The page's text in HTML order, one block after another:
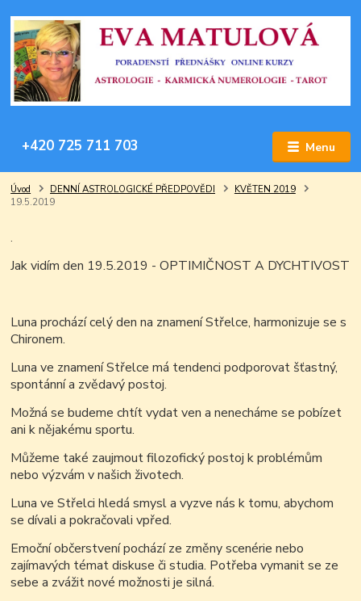
Menu
+420 725 711 703
Úvod DENNÍ ASTROLOGICKÉ PŘEDPOVĚDI
KVĚTEN 2019
19.5.2019
.
Jak vidím den 19.5.2019 - OPTIMIČNOST A DYCHTIVOST
Luna prochází celý den na znamení Střelce, harmonizuje se s
Chironem.
Luna ve znamení Střelce má tendenci podporovat šťastný,
spontánní a zvědavý postoj.
Možná se budeme chtít vydat ven a nenecháme se pobízet
ani k nějakému sportu.
Můžeme také zaujmout filozofický postoj k problémům
nebo výzvám v našich životech.
Luna ve Střelci hledá smysl a vyzve nás k tomu, abychom
se dívali a pokračovali vpřed.
Emoční občerstvení pochází ze změny scenérie nebo
zajímavých témat diskuse či studia. Potřeba vymanit se ze
sebe a zvážit nové možnosti je silná.